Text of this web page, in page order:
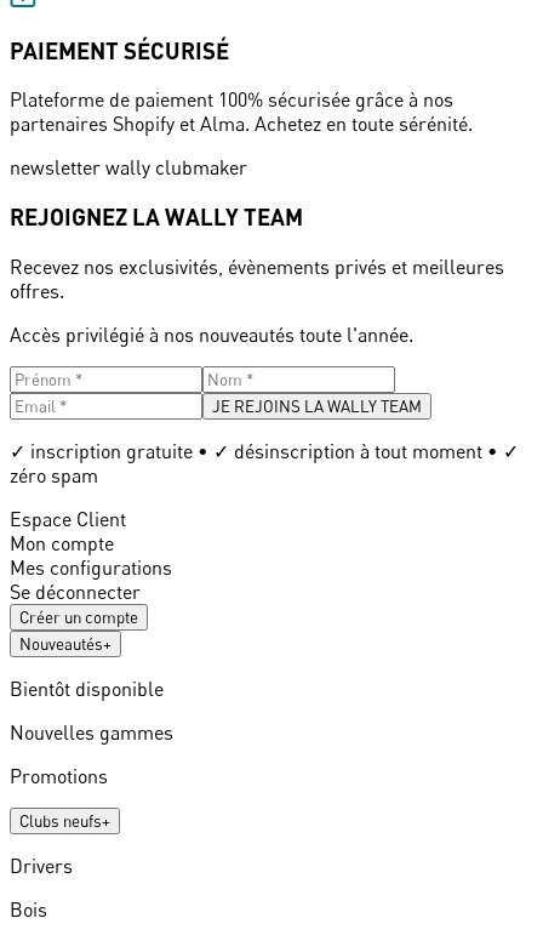
PAIEMENT SÉCURISÉ
Plateforme de paiement 100% sécurisée grâce à nos
partenaires Shopify et Alma. Achetez en toute sérénité.
newsletter wally clubmaker
REJOIGNEZ LA WALLY TEAM
Recevez nos exclusivités, évènements privés et meilleures
offres.
Accès privilégié à nos nouveautés toute l'année.
JE REJOINS LA WALLY TEAM
✓ inscription gratuite • ✓ désinscription à tout moment • ✓
zéro spam
Espace Client
Mon compte
Mes configurations
Se déconnecter
Créer un compte
Nouveautés+
Bientôt disponible
Nouvelles gammes
Promotions
Clubs neufs+
Drivers
Bois